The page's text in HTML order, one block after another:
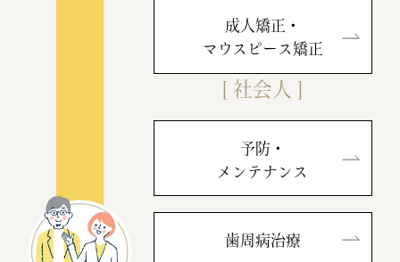
成人矯正・
マウスピース矯正
[ 社会人 ]
予防・
メンテナンス
歯周病治療